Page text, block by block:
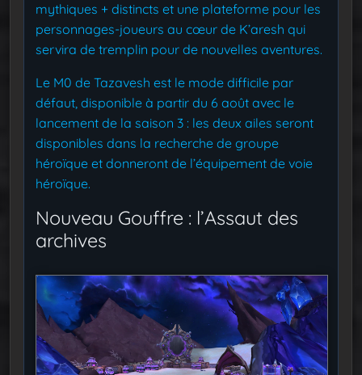
mythiques + distincts et une plateforme pour les
personnages-joueurs au cœur de K’aresh qui
servira de tremplin pour de nouvelles aventures.
Le M0 de Tazavesh est le mode difficile par
défaut, disponible à partir du 6 août avec le
lancement de la saison 3 : les deux ailes seront
disponibles dans la recherche de groupe
héroïque et donneront de l’équipement de voie
héroïque.
Nouveau Gouffre : l’Assaut des
archives